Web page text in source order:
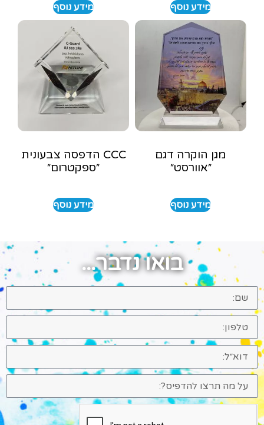
מידע נוסף מידע נוסף
מגן הוקרה דגם
״אוורסט״
מידע נוסף
CCC הדפסה צבעונית
״ספקטרום״
מידע נוסף
בואו נדבר...